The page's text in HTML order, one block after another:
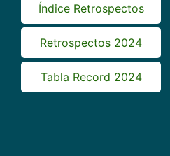
Índice Retrospectos
Retrospectos 2024
Tabla Record 2024